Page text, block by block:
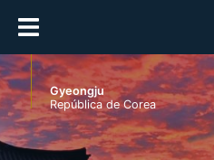
Gyeongju
República de Corea